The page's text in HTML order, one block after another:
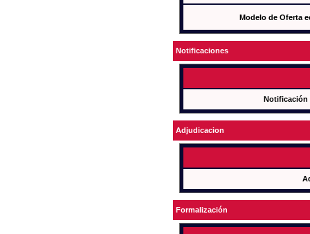
Modelo de Oferta
Notificaciones
Notificación
Adjudicacion
Formalización